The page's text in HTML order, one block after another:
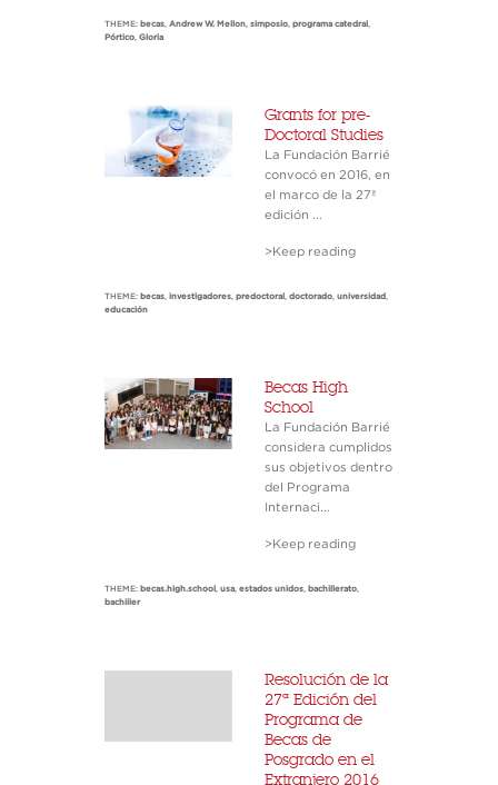
THEME: becas, Andrew W. Mellon, simposio, programa catedral ,
Pórtico, Gloria
Grants for pre-
Doctoral Studies
La Fundación Barrié
convocó en 2016, en
el marco de la 27ª
edición ...
>Keep reading
THEME: becas, investigadores, predoctoral , doctorado, universidad,
educación
Becas High
School
La Fundación Barrié
considera cumplidos
sus objetivos dentro
del Programa
Internaci...
>Keep reading
THEME: becas.high.school , usa, estados unidos, bachillerato,
bachiiler
Resolución de la
27ª Edición del
Programa de
Becas de
Posgrado en el
Extranjero 2016